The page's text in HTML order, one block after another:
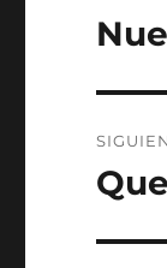
de
Entrada